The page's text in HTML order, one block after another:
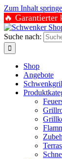
Zum Inhalt
🔥 Garantierter
Suche nach:
Shop
Angebote